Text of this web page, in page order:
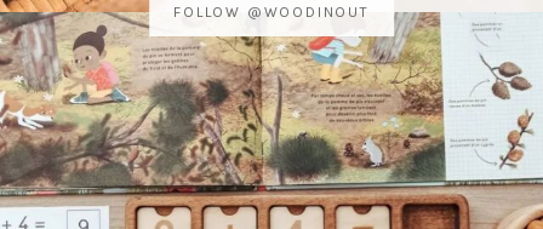
FOLLOW @WOODINOUT